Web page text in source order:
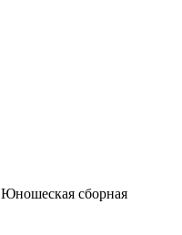
Юношеская сборная